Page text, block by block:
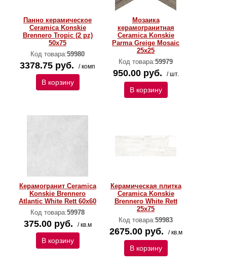
Панно керамическое
Ceramica Konskie
Brennero Tropic (2 pz)
50х75
Код товара:59980
3378.75 руб. / комп
В корзину
Мозаика
керамогранитная
Ceramica Konskie
Parma Greige Mosaic
25х25
Код товара:59979
950.00 руб. / шт.
В корзину
Керамогранит Ceramica
Konskie Brennero
Atlantic White Rett 60х60
Код товара:59978
375.00 руб. / кв.м
В корзину
Керамическая плитка
Ceramica Konskie
Brennero White Rett
25х75
Код товара:59983
2675.00 руб. / кв.м
В корзину